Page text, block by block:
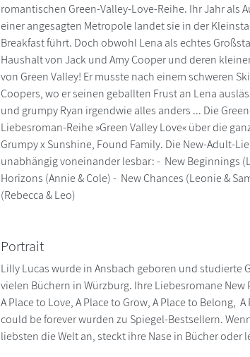
romantischen Green-Valley-Love-Reihe. Ihr Jahr als
einer angesagten Metropole landet sie in der
Breakfast führt. Doch obwohl Lena als echtes
Haushalt von Jack und Amy Cooper und deren
von Green Valley! Er musste nach einem schweren
Coopers, wo er seinen geballten Frust an Lena
und grumpy Ryan irgendwie alles anders ... Die
Liebesroman-Reihe »Green Valley Love« über die
Grumpy x Sunshine, Found Family. Die New-Adult-
unabhängig voneinander lesbar: - New Beginnings
Horizons (Annie & Cole) - New Chances (Leonie &
(Rebecca & Leo)
Portrait
Lilly Lucas wurde in Ansbach geboren und
vielen Büchern in Würzburg. Ihre Liebesromane
A Place to Love, A Place to Grow, A Place to
could be forever wurden zu Spiegel-Bestsellern.
liebsten die Welt an, steckt ihre Nase in Bücher